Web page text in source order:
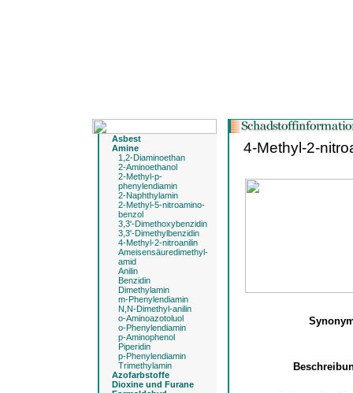
Asbest
Amine
1,2-Diaminoethan
2-Aminoethanol
2-Methyl-p-
phenylendiamin
2-Naphthylamin
2-Methyl-5-nitroamino-
benzol
3,3'-Dimethoxybenzidin
3,3'-Dimethylbenzidin
4-Methyl-2-nitroanilin
Ameisensäuredimethyl-
amid
Anilin
Benzidin
Dimethylamin
m-Phenylendiamin
N,N-Dimethyl-anilin
o-Aminoazotoluol
o-Phenylendiamin
p-Aminophenol
Piperidin
p-Phenylendiamin
Trimethylamin
Azofarbstoffe
Dioxine und Furane
4-Methyl-2-